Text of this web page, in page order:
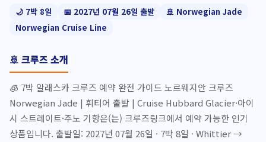
🌙 7박 8일 📅 2027년 07월 26일 출발
🚢 Norwegian Jade
Norwegian Cruise Line
🚢 크루즈 소개
🧊 7박 알래스카 크루즈 예약 완전 가이드 노르웨지안 크루즈
Norwegian Jade | 휘티어 출발 | Cruise Hubbard Glacier·아이
시 스트레이트·주노 기항은(는) 크루즈링크에서 예약 가능한 인기
상품입니다. 출발일: 2027년 07월 26일 · 7박 8일 · Whittier →